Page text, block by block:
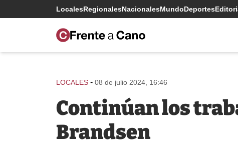
LocalesRegionalesNacionalesMundoDeportes
LOCALES - 08 de julio 2024, 16:46
Continúan los
Brandsen